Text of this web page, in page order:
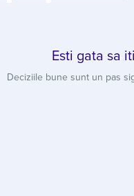
Esti gata sa
Deciziile bune sunt un pas